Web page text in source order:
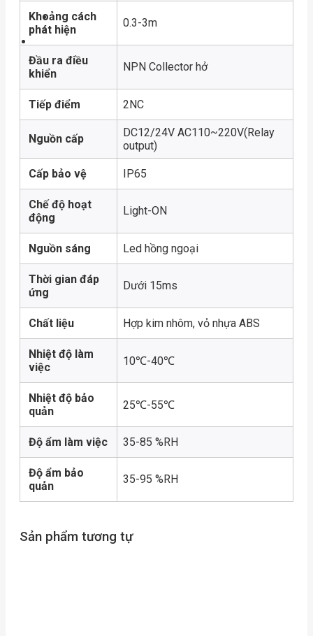
Khoảng cách
phát hiện
0.3-3m
Đầu ra điều
khiển
NPN Collector hở
Tiếp điểm 2NC
Nguồn cấp
DC12/24V AC110~220V(Relay
output)
Cấp bảo vệ IP65
Chế độ hoạt
động
Light-ON
Nguồn sáng Led hồng ngoại
Thời gian đáp
ứng
Dưới 15ms
Chất liệu Hợp kim nhôm, vỏ nhựa ABS
Nhiệt độ làm
việc
10℃-40℃
Nhiệt độ bảo
quản
25℃-55℃
Độ ẩm làm việc 35-85 %RH
Độ ẩm bảo
quản
35-95 %RH
Sản phẩm tương tự